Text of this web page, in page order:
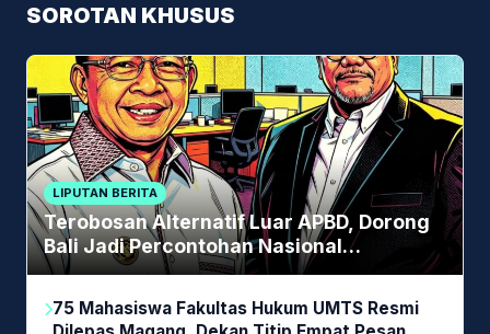
SOROTAN KHUSUS
LIPUTAN BERITA
Terobosan Alternatif Luar APBD, Dorong
Bali Jadi Percontohan Nasional
Pembiayaan Daerah
75 Mahasiswa Fakultas Hukum UMTS Resmi